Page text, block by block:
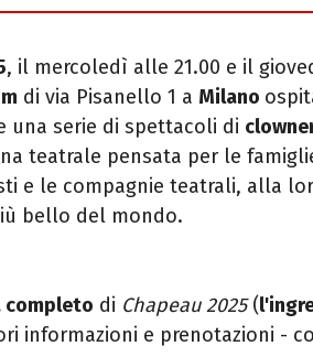
, il mercoledì alle 21.00 e il
di via Pisanello 1 a Milano
una serie di spettacoli di
teatrale pensata per le
e le compagnie teatrali, alla
bello del mondo.
completo di Chapeau 2025(
informazioni e prenotazioni -